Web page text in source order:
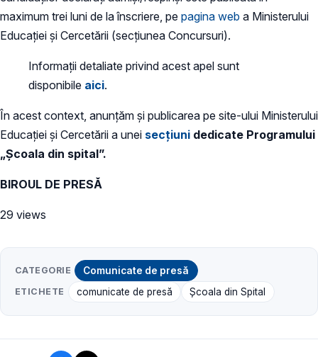
maximum trei luni de la înscriere, pe pagina web a Ministerului
Educației și Cercetării (secțiunea Concursuri).
Informații detaliate privind acest apel sunt
disponibile aici.
În acest context, anunțăm și publicarea pe site-ului Ministerului
Educației și Cercetării a unei secțiuni dedicate Programului
„Școala din spital”.
BIROUL DE PRESĂ
29 views
CATEGORIE Comunicate de presă
ETICHETE comunicate de presă Școala din Spital